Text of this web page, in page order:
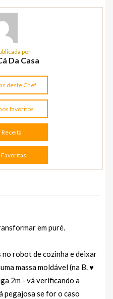
por
Da Casa
deste Chef
favoritos
em puré.
robot de cozinha e deixar
massa moldável (na B. ♥
2m - vá verificando a
pegajosa se for o caso